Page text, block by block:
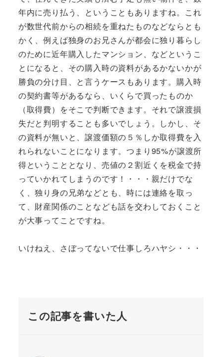
年内に売り払う、ということもありますね。これ
が数世代前からの相続を重ねたものなどならとも
かく、例えば独身のお兄さんが都会に独り暮らし
のために近年購入したマンション、などというこ
とになると、その購入時の資料があるかないかが
勝負の分け目、と言うケースもあります。購入時
の契約書等があるなら、いくらで買ったものか
（取得費）をそこで判断できます。それで譲渡損
失だと判明することも多いでしょう。しかし、そ
の資料が無いと、譲渡価額の５％しか取得費を入
れられないことになります。つまり95%が譲渡所
得ということとなり、売値の２割近くを税金で持
っていかれてしまうのです！・・・親だけでな
く、独り身の兄弟などとも、時には連絡を取っ
て、財産関係のことなども話を交わしておくこと
が大事ってことですね。
いけねえ、さぼってないで仕事しろハヤシ・・・
この記事を書いた人